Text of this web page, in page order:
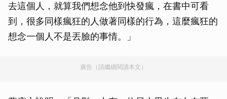
去這個人，就算我們想念他到快發瘋，在書中可看
到，很多同樣瘋狂的人做著同樣的行為，這麼瘋狂的
想念一個人不是丟臉的事情。」
廣告（請繼續閱讀本文）